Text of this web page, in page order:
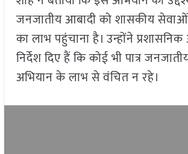
जनजातीय आबादी को शासकीय
का लाभ पहुंचाना है। उन्होंने प्रशासनिक
निर्देश दिए हैं कि कोई भी पात्र
अभियान के लाभ से वंचित न रहे।